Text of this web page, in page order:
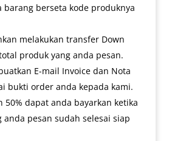
barang berseta kode produknya
melakukan transfer Down
produk yang anda pesan.
E-mail Invoice dan Nota
bukti order anda kepada kami.
50% dapat anda bayarkan ketika
anda pesan sudah selesai siap